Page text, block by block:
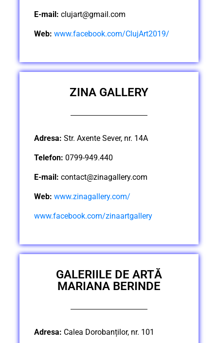
E-mail: clujart@gmail.com
Web: www.facebook.com/ClujArt2019/
ZINA GALLERY
Adresa: Str. Axente Sever, nr. 14A
Telefon: 0799-949.440
E-mail: contact@zinagallery.com
Web: www.zinagallery.com/
www.facebook.com/zinaartgallery
GALERIILE DE ARTĂ
MARIANA BERINDE
Adresa: Calea Dorobanților, nr. 101